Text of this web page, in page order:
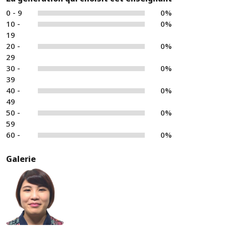
0 - 9
0%
10 -
19
0%
20 -
29
0%
30 -
39
0%
40 -
49
0%
50 -
59
0%
60 - 0%
Galerie